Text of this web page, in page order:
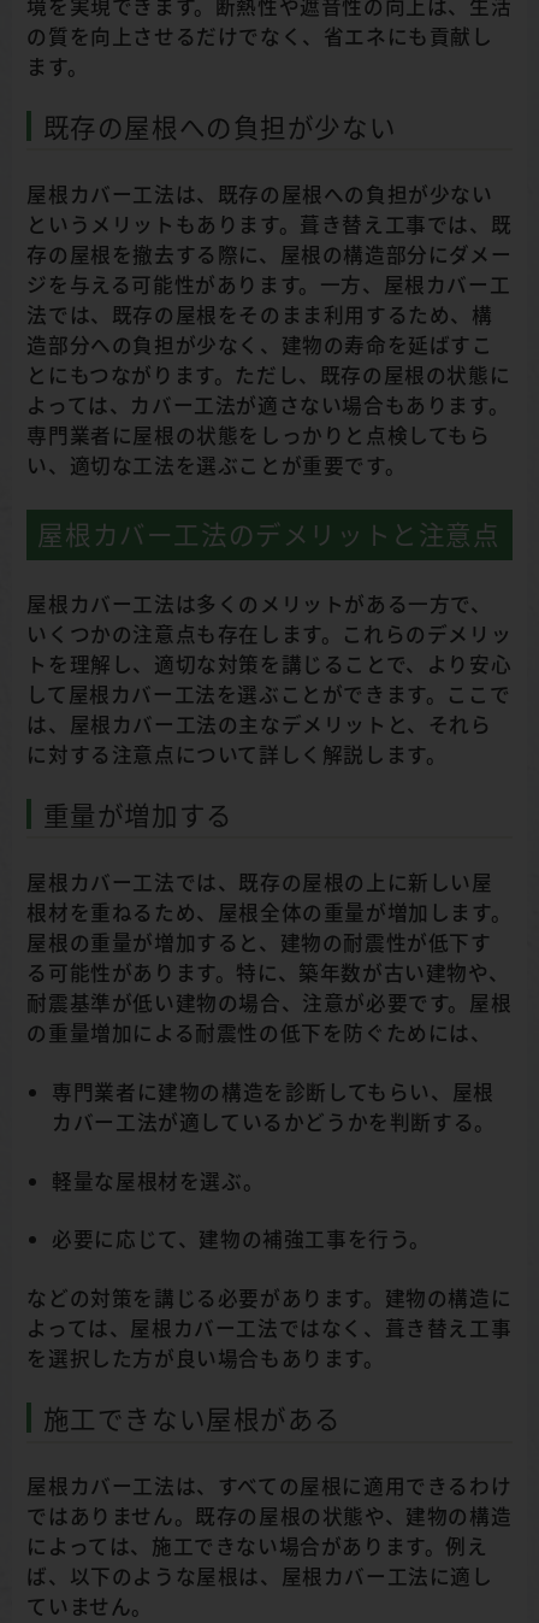
境を実現できます。断熱性や遮音性の向上は、生活
の質を向上させるだけでなく、省エネにも貢献し
ます。
既存の屋根への負担が少ない
屋根カバー工法は、既存の屋根への負担が少ない
というメリットもあります。葺き替え工事では、既
存の屋根を撤去する際に、屋根の構造部分にダメー
ジを与える可能性があります。一方、屋根カバー工
法では、既存の屋根をそのまま利用するため、構
造部分への負担が少なく、建物の寿命を延ばすこ
とにもつながります。ただし、既存の屋根の状態に
よっては、カバー工法が適さない場合もあります。
専門業者に屋根の状態をしっかりと点検してもら
い、適切な工法を選ぶことが重要です。
屋根カバー工法のデメリットと注意点
屋根カバー工法は多くのメリットがある一方で、
いくつかの注意点も存在します。これらのデメリッ
トを理解し、適切な対策を講じることで、より安心
して屋根カバー工法を選ぶことができます。ここで
は、屋根カバー工法の主なデメリットと、それら
に対する注意点について詳しく解説します。
重量が増加する
屋根カバー工法では、既存の屋根の上に新しい屋
根材を重ねるため、屋根全体の重量が増加します。
屋根の重量が増加すると、建物の耐震性が低下す
る可能性があります。特に、築年数が古い建物や、
耐震基準が低い建物の場合、注意が必要です。屋根
の重量増加による耐震性の低下を防ぐためには、
専門業者に建物の構造を診断してもらい、屋根
カバー工法が適しているかどうかを判断する。
軽量な屋根材を選ぶ。
必要に応じて、建物の補強工事を行う。
などの対策を講じる必要があります。建物の構造に
よっては、屋根カバー工法ではなく、葺き替え工事
を選択した方が良い場合もあります。
施工できない屋根がある
屋根カバー工法は、すべての屋根に適用できるわけ
ではありません。既存の屋根の状態や、建物の構造
によっては、施工できない場合があります。例え
ば、以下のような屋根は、屋根カバー工法に適し
ていません。